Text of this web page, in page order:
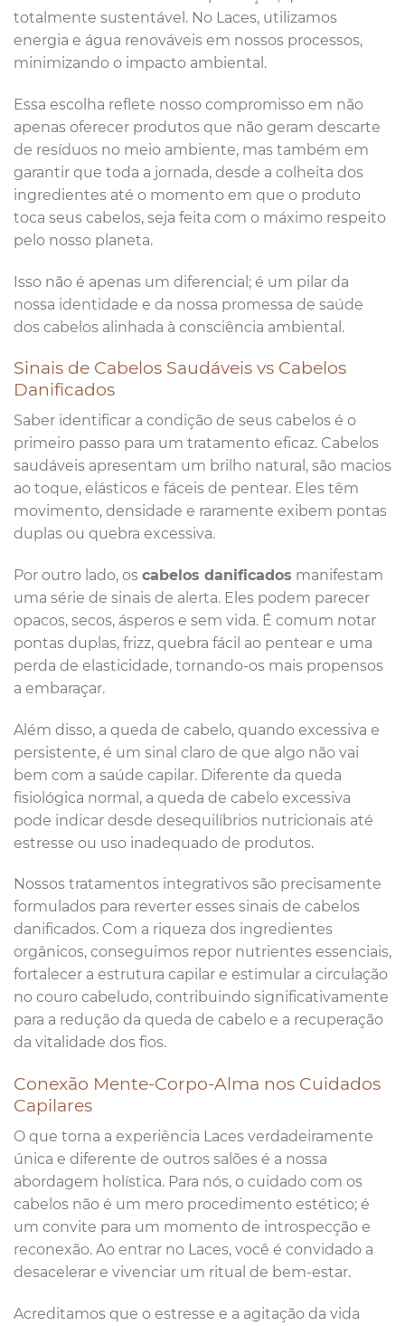
totalmente sustentável. No Laces, utilizamos
energia e água renováveis em nossos processos,
minimizando o impacto ambiental.
Essa escolha reflete nosso compromisso em não
apenas oferecer produtos que não geram descarte
de resíduos no meio ambiente, mas também em
garantir que toda a jornada, desde a colheita dos
ingredientes até o momento em que o produto
toca seus cabelos, seja feita com o máximo respeito
pelo nosso planeta.
Isso não é apenas um diferencial; é um pilar da
nossa identidade e da nossa promessa de saúde
dos cabelos alinhada à consciência ambiental.
Sinais de Cabelos Saudáveis vs Cabelos
Danificados
Saber identificar a condição de seus cabelos é o
primeiro passo para um tratamento eficaz. Cabelos
saudáveis apresentam um brilho natural, são macios
ao toque, elásticos e fáceis de pentear. Eles têm
movimento, densidade e raramente exibem pontas
duplas ou quebra excessiva.
Por outro lado, os cabelos danificados manifestam
uma série de sinais de alerta. Eles podem parecer
opacos, secos, ásperos e sem vida. É comum notar
pontas duplas, frizz, quebra fácil ao pentear e uma
perda de elasticidade, tornando-os mais propensos
a embaraçar.
Além disso, a queda de cabelo, quando excessiva e
persistente, é um sinal claro de que algo não vai
bem com a saúde capilar. Diferente da queda
fisiológica normal, a queda de cabelo excessiva
pode indicar desde desequilíbrios nutricionais até
estresse ou uso inadequado de produtos.
Nossos tratamentos integrativos são precisamente
formulados para reverter esses sinais de cabelos
danificados. Com a riqueza dos ingredientes
orgânicos, conseguimos repor nutrientes essenciais,
fortalecer a estrutura capilar e estimular a circulação
no couro cabeludo, contribuindo significativamente
para a redução da queda de cabelo e a recuperação
da vitalidade dos fios.
Conexão Mente-Corpo-Alma nos Cuidados
Capilares
O que torna a experiência Laces verdadeiramente
única e diferente de outros salões é a nossa
abordagem holística. Para nós, o cuidado com os
cabelos não é um mero procedimento estético; é
um convite para um momento de introspecção e
reconexão. Ao entrar no Laces, você é convidado a
desacelerar e vivenciar um ritual de bem-estar.
Acreditamos que o estresse e a agitação da vida